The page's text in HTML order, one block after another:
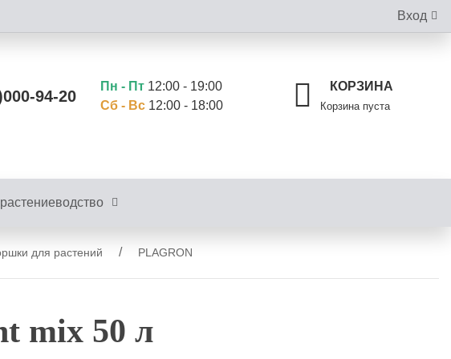
Вход
94-20
Пн - Пт 12:00 - 19:00
Сб - Вс 12:00 - 18:00
КОРЗИНА
Корзина пуста
для растений PLAGRON
mix 50 л